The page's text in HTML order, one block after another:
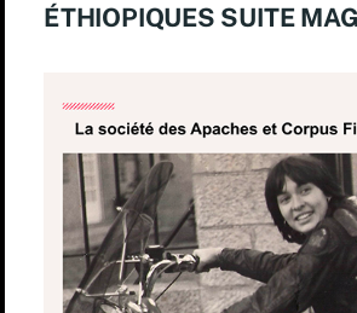
ÉTHIOPIQUES SUITE